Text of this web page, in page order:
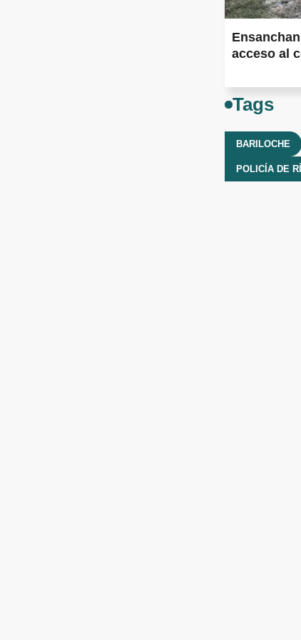
acceso al
Tags
BARILOCHE
POLICÍA DE